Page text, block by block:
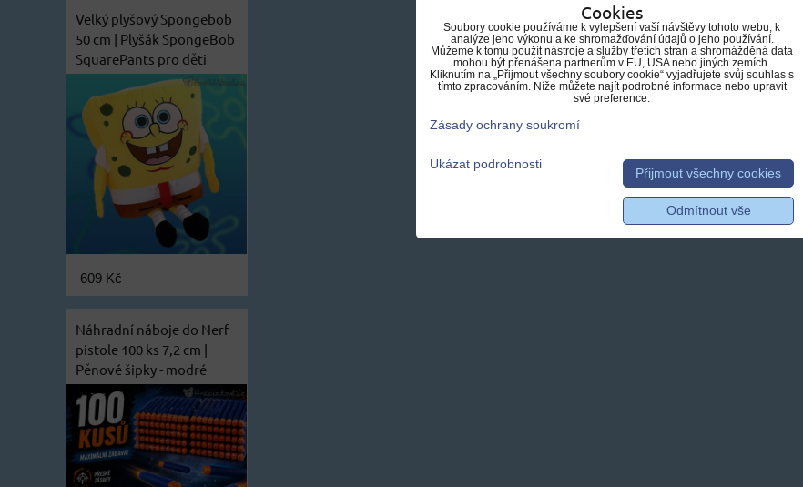
Velký plyšový Spongebob
50 cm | Plyšák SpongeBob
SquarePants pro děti
609 Kč
Náhradní náboje do Nerf
pistole 100 ks 7,2 cm |
Pěnové šipky - modré
Cookies
Soubory cookie používáme k vylepšení vaší návštěvy tohoto webu, k
analýze jeho výkonu a ke shromažďování údajů o jeho používání.
Můžeme k tomu použít nástroje a služby třetích stran a shromážděná data
mohou být přenášena partnerům v EU, USA nebo jiných zemích.
Kliknutím na „Přijmout všechny soubory cookie“ vyjadřujete svůj souhlas s
tímto zpracováním. Níže můžete najít podrobné informace nebo upravit
své preference.
Zásady ochrany soukromí
Ukázat podrobnosti
Přijmout všechny cookies
Odmítnout vše